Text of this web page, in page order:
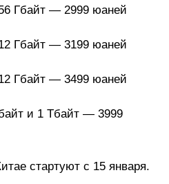
Гбайт — 2999 юаней
Гбайт — 3199 юаней
Гбайт — 3499 юаней
и 1 Тбайт — 3999
стартуют с 15 января.